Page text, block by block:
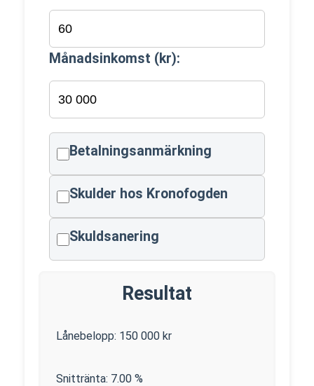
Månadsinkomst (kr):
Betalningsanmärkning
Skulder hos Kronofogden
Skuldsanering
Resultat
Lånebelopp: 150 000 kr
Snittränta: 7.00 %